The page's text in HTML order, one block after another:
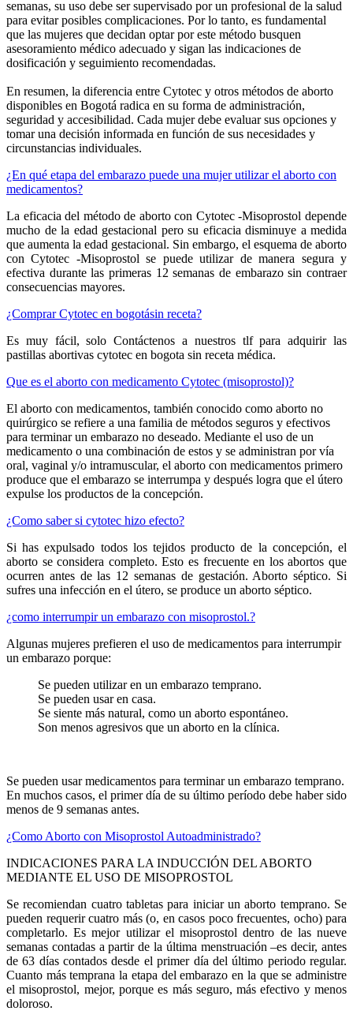
semanas, su uso debe ser supervisado por un profesional de la salud
para evitar posibles complicaciones. Por lo tanto, es fundamental
que las mujeres que decidan optar por este método busquen
asesoramiento médico adecuado y sigan las indicaciones de
dosificación y seguimiento recomendadas.
En resumen, la diferencia entre Cytotec y otros métodos de aborto
disponibles en Bogotá radica en su forma de administración,
seguridad y accesibilidad. Cada mujer debe evaluar sus opciones y
tomar una decisión informada en función de sus necesidades y
circunstancias individuales.
¿En qué etapa del embarazo puede una mujer utilizar el aborto con
medicamentos?
La eficacia del método de aborto con Cytotec -Misoprostol depende
mucho de la edad gestacional pero su eficacia disminuye a medida
que aumenta la edad gestacional. Sin embargo, el esquema de aborto
con Cytotec -Misoprostol se puede utilizar de manera segura y
efectiva durante las primeras 12 semanas de embarazo sin contraer
consecuencias mayores.
¿Comprar Cytotec en bogotásin receta?
Es muy fácil, solo Contáctenos a nuestros tlf para adquirir las
pastillas abortivas cytotec en bogota sin receta médica.
Que es el aborto con medicamento Cytotec (misoprostol)?
El aborto con medicamentos, también conocido como aborto no
quirúrgico se refiere a una familia de métodos seguros y efectivos
para terminar un embarazo no deseado. Mediante el uso de un
medicamento o una combinación de estos y se administran por vía
oral, vaginal y/o intramuscular, el aborto con medicamentos primero
produce que el embarazo se interrumpa y después logra que el útero
expulse los productos de la concepción.
¿Como saber si cytotec hizo efecto?
Si has expulsado todos los tejidos producto de la concepción, el
aborto se considera completo. Esto es frecuente en los abortos que
ocurren antes de las 12 semanas de gestación. Aborto séptico. Si
sufres una infección en el útero, se produce un aborto séptico.
¿como interrumpir un embarazo con misoprostol.?
Algunas mujeres prefieren el uso de medicamentos para interrumpir
un embarazo porque:
Se pueden utilizar en un embarazo temprano.
Se pueden usar en casa.
Se siente más natural, como un aborto espontáneo.
Son menos agresivos que un aborto en la clínica.
Se pueden usar medicamentos para terminar un embarazo temprano.
En muchos casos, el primer día de su último período debe haber sido
menos de 9 semanas antes.
¿Como Aborto con Misoprostol Autoadministrado?
INDICACIONES PARA LA INDUCCIÓN DEL ABORTO
MEDIANTE EL USO DE MISOPROSTOL
Se recomiendan cuatro tabletas para iniciar un aborto temprano. Se
pueden requerir cuatro más (o, en casos poco frecuentes, ocho) para
completarlo. Es mejor utilizar el misoprostol dentro de las nueve
semanas contadas a partir de la última menstruación –es decir, antes
de 63 días contados desde el primer día del último periodo regular.
Cuanto más temprana la etapa del embarazo en la que se administre
el misoprostol, mejor, porque es más seguro, más efectivo y menos
doloroso.